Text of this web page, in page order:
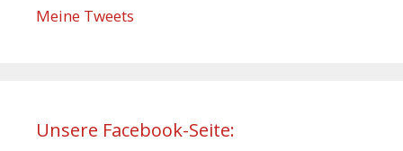
Meine Tweets
Unsere Facebook-Seite: